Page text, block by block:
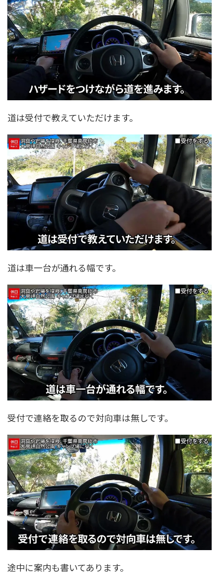
道は受付で教えていただけます。
道は車一台が通れる幅です。
受付で連絡を取るので対向車は無しです。
途中に案内も書いてあります。